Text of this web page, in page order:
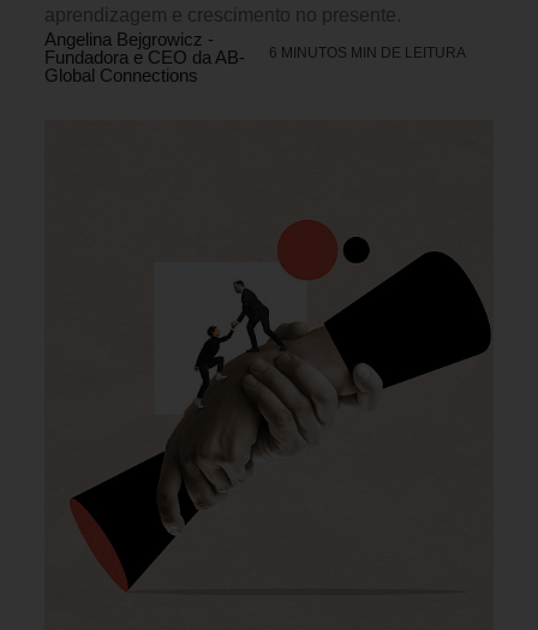
aprendizagem e crescimento no presente.
Angelina Bejgrowicz -
Fundadora e CEO da AB-
Global Connections
6 MINUTOS MIN DE LEITURA